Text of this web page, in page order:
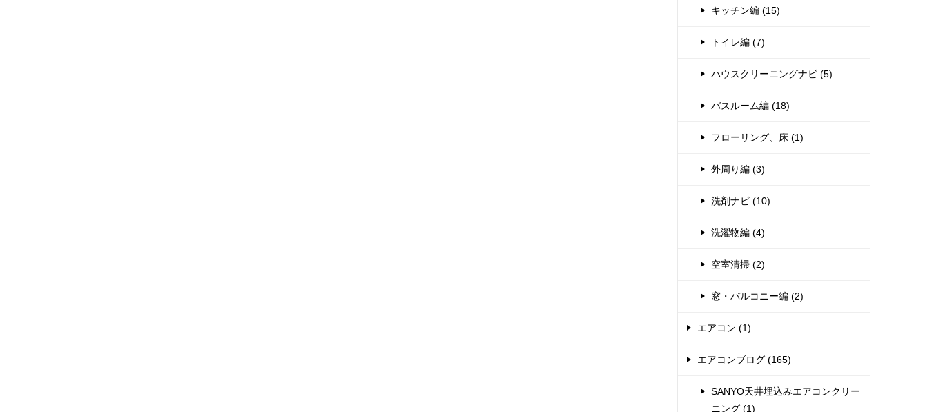
キッチン編 (15)
トイレ編 (7)
ハウスクリーニングナビ (5)
バスルーム編 (18)
フローリング、床 (1)
外周り編 (3)
洗剤ナビ (10)
洗濯物編 (4)
空室清掃 (2)
窓・バルコニー編 (2)
エアコン (1)
エアコンブログ (165)
SANYO天井埋込みエアコンクリー
ニング (1)